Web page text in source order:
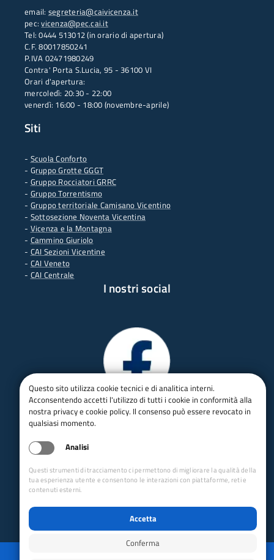
email: segreteria@caivicenza.it
pec:vicenza@pec.cai.it
Tel: 0444 513012 (in orario di apertura)
C.F. 80017850241
P.IVA 02471980249
Contra' Porta S.Lucia, 95 - 36100 VI
Orari d'apertura:
mercoledì: 20:30 - 22:00
venerdì: 16:00 - 18:00 (novembre-aprile)
Siti
- Scuola Conforto
- Gruppo Grotte GGGT
- Gruppo Rocciatori GRRC
- Gruppo Torrentismo
- Gruppo territoriale Camisano Vicentino
- Sottosezione Noventa Vicentina
- Vicenza e la Montagna
- Cammino Giuriolo
- CAI Sezioni Vicentine
- CAI Veneto
- CAI Centrale
I nostri social
Questo sito utilizza cookie tecnici e di analitica interni.
Acconsentendo accetti l'utilizzo di tutti i cookie in conformità alla
nostra privacy e cookie policy. Il consenso può essere revocato in
qualsiasi momento.
Analisi
Questi strumenti di tracciamento ci permettono di migliorare la qualità della
tua esperienza utente e consentono le interazioni con piattaforme, reti e
contenuti esterni.
Accetta
Conferma